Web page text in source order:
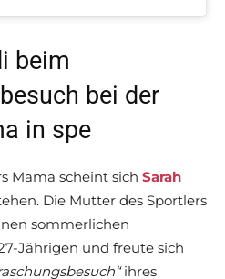
beim
bei der
in spe
Mama scheint sich Sarah
Die Mutter des Sportlers
sommerlichen
Jährigen und freute sich
ihres